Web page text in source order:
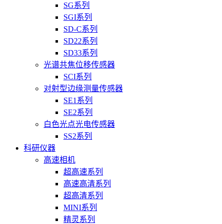
SG系列
SGI系列
SD-C系列
SD22系列
SD33系列
光谱共焦位移传感器
SCI系列
对射型边缘测量传感器
SE1系列
SE2系列
白色光点光电传感器
SS2系列
科研仪器
高速相机
超高速系列
高速高清系列
超高清系列
MINI系列
精灵系列